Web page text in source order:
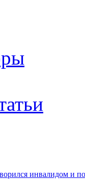
инвалидом и